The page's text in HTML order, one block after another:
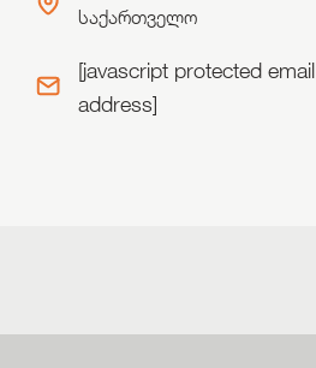
საქართველო
[javascript protected email
address]